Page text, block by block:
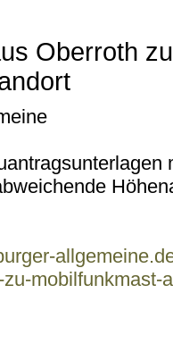
Oberroth
mobilfunkmast-